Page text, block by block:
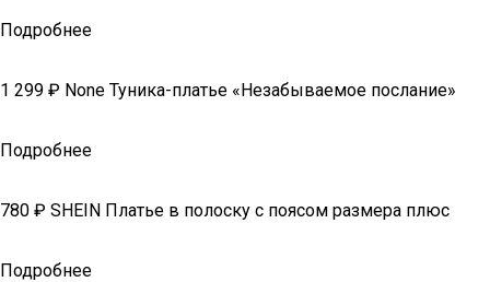
Подробнее
1 299 ₽ None Туника-платье «Незабываемое послание»
Подробнее
780 ₽ SHEIN Платье в полоску с поясом размера плюс
Подробнее